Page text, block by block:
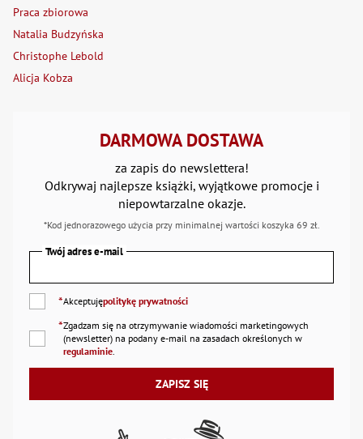
Praca zbiorowa
Natalia Budzyńska
Christophe Lebold
Alicja Kobza
DARMOWA DOSTAWA
za zapis do newslettera!
Odkrywaj najlepsze książki, wyjątkowe promocje i
niepowtarzalne okazje.
*Kod jednorazowego użycia przy minimalnej wartości koszyka 69 zł.
Twój adres e-mail
*Akceptujępolitykę prywatności
*Zgadzam się na otrzymywanie wiadomości marketingowych
(newsletter) na podany e-mail na zasadach określonych w
regulaminie.
ZAPISZ SIĘ